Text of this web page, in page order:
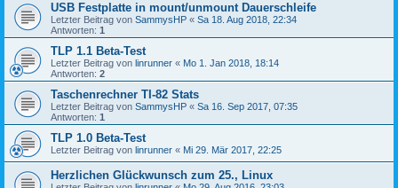
USB Festplatte in mount/unmount Dauerschleife
Letzter Beitrag von SammysHP « Sa 18. Aug 2018, 22:34
Antworten: 1
TLP 1.1 Beta-Test
Letzter Beitrag von linrunner « Mo 1. Jan 2018, 18:14
Antworten: 2
Taschenrechner TI-82 Stats
Letzter Beitrag von SammysHP « Sa 16. Sep 2017, 07:35
Antworten: 1
TLP 1.0 Beta-Test
Letzter Beitrag von linrunner « Mi 29. Mär 2017, 22:25
Herzlichen Glückwunsch zum 25., Linux